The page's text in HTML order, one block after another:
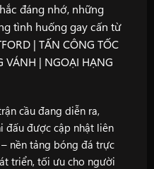
đáng nhớ, những
tình huống gay cấn từ
| TẤN CÔNG TỐC
VÁNH | NGOẠI HẠNG
cầu đang diễn ra,
đấu được cập nhật liên
– nền tảng bóng đá trực
triển, tối ưu cho người